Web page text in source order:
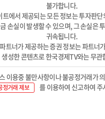
불가합니다.
트에서 제공되는 모든 정보는 투자판단
손실이 발생할 수 있으며, 그 손실은
귀속됩니다.
트너가 제공하는 증권 정보는 파트너
생성한 콘텐츠로 한국경제TV와는 무관
이용중 불만사항이나 불공정거래가
정거래 제보 를 이용하여 신고하여